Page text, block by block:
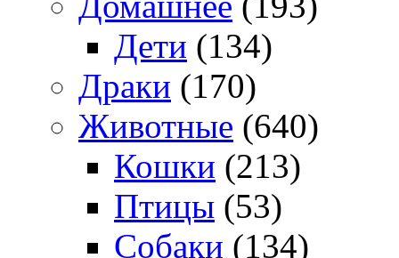
Дети (134)
Драки (170)
Животные (640)
Кошки (213)
Птицы (53)
Собаки (134)